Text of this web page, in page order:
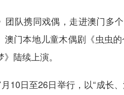
队携同戏偶，走进澳门多
门本地儿童木偶剧《虫虫
陆续上演。
日至26日举行，以“成长